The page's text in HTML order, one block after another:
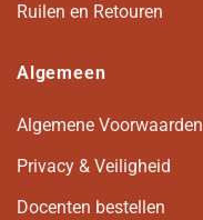
Ruilen en Retouren
Algemeen
Algemene Voorwaarden
Privacy & Veiligheid
Docenten bestellen